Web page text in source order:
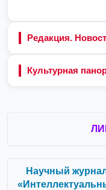
Редакция.
Культурная
Научный